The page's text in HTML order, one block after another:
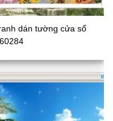
dán tường cửa sổ